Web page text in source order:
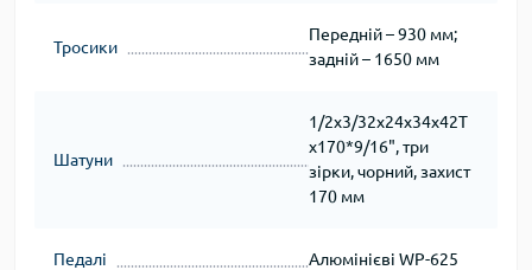
Тросики
Передній – 930 мм;
задній – 1650 мм
Шатуни
1/2х3/32х24х34х42T
х170*9/16", три
зірки, чорний, захист
170 мм
Педалі Алюмінієві WP-625